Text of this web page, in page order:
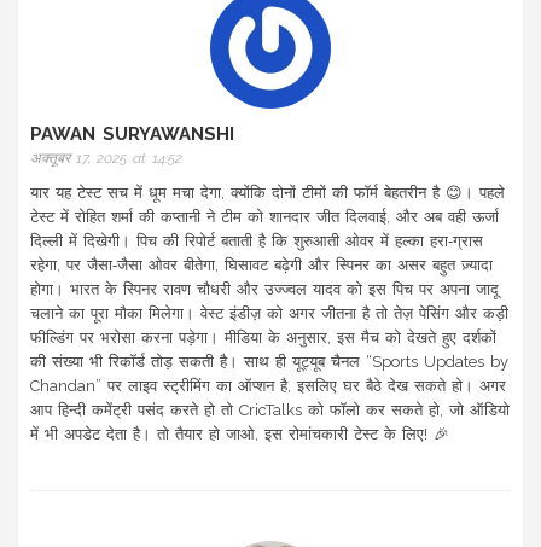
PAWAN SURYAWANSHI
अक्तूबर 17, 2025 at 14:52
यार यह टेस्ट सच में धूम मचा देगा, क्योंकि दोनों टीमों की फॉर्म बेहतरीन है 😊। पहले
टेस्ट में रोहित शर्मा की कप्तानी ने टीम को शानदार जीत दिलवाई, और अब वही ऊर्जा
दिल्ली में दिखेगी। पिच की रिपोर्ट बताती है कि शुरुआती ओवर में हल्का हरा‑ग्रास
रहेगा, पर जैसा‑जैसा ओवर बीतेगा, घिसावट बढ़ेगी और स्पिनर का असर बहुत ज़्यादा
होगा। भारत के स्पिनर रावण चौधरी और उज्ज्वल यादव को इस पिच पर अपना जादू
चलाने का पूरा मौका मिलेगा। वेस्ट इंडीज़ को अगर जीतना है तो तेज़ पेसिंग और कड़ी
फील्डिंग पर भरोसा करना पड़ेगा। मीडिया के अनुसार, इस मैच को देखते हुए दर्शकों
की संख्या भी रिकॉर्ड तोड़ सकती है। साथ ही यूट्यूब चैनल “Sports Updates by
Chandan” पर लाइव स्ट्रीमिंग का ऑप्शन है, इसलिए घर बैठे देख सकते हो। अगर
आप हिन्दी कमेंट्री पसंद करते हो तो CricTalks को फॉलो कर सकते हो, जो ऑडियो
में भी अपडेट देता है। तो तैयार हो जाओ, इस रोमांचकारी टेस्ट के लिए! 🎉